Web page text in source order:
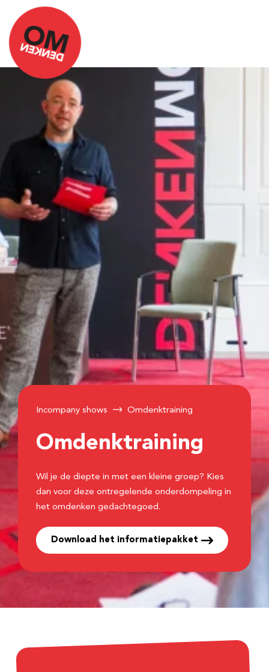
Incompany shows Omdenktraining
Omdenktraining
Wil je de diepte in met een kleine groep? Kies
dan voor deze ontregelende onderdompeling in
het omdenken gedachtegoed.
Download het informatiepakket